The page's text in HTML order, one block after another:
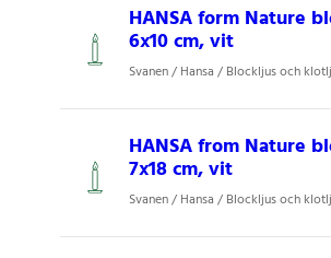
HANSA form Nature
6x10 cm, vit
Svanen / Hansa / Blockljus och
HANSA from Nature
7x18 cm, vit
Svanen / Hansa / Blockljus och